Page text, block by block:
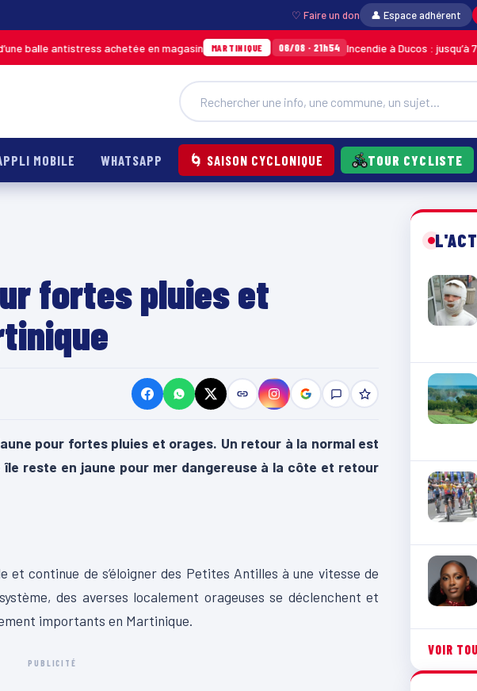
♡ Faire un don 👤 Espace adhérent
antistress achetée en magasin MARTINIQUE 06/08 · 21h54 Incendie à Ducos : jusqu’à 7
MOBILE WHATSAPP 🌀 SAISON CYCLONIQUE TOUR CYCLISTE
fortes pluies et
pour fortes pluies et orages. Un retour à la normal est
reste en jaune pour mer dangereuse à la côte et retour
continue de s’éloigner des Petites Antilles à une vitesse de
des averses localement orageuses se déclenchent et
importants en Martinique.
PUBLICITÉ
VOIR